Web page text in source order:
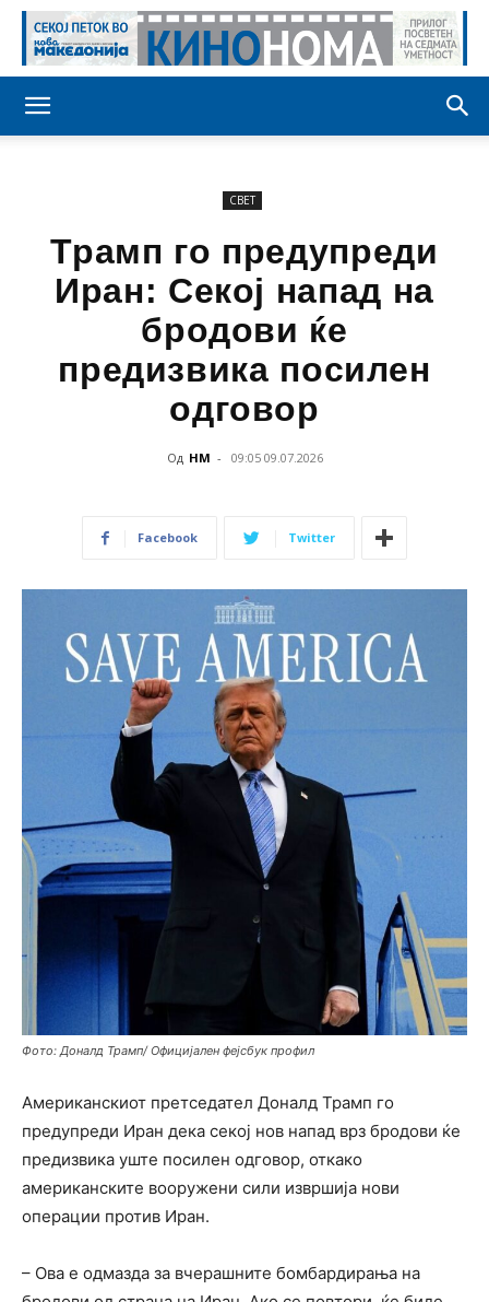
СВЕТ
Трамп го предупреди
Иран: Секој напад на
бродови ќе
предизвика посилен
одговор
Од НМ - 09:05 09.07.2026
Facebook Twitter
Фото: Доналд Трамп/ Официјален фејсбук профил
Американскиот претседател Доналд Трамп го
предупреди Иран дека секој нов напад врз бродови ќе
предизвика уште посилен одговор, откако
американските вооружени сили извршија нови
операции против Иран.
– Ова е одмазда за вчерашните бомбардирања на